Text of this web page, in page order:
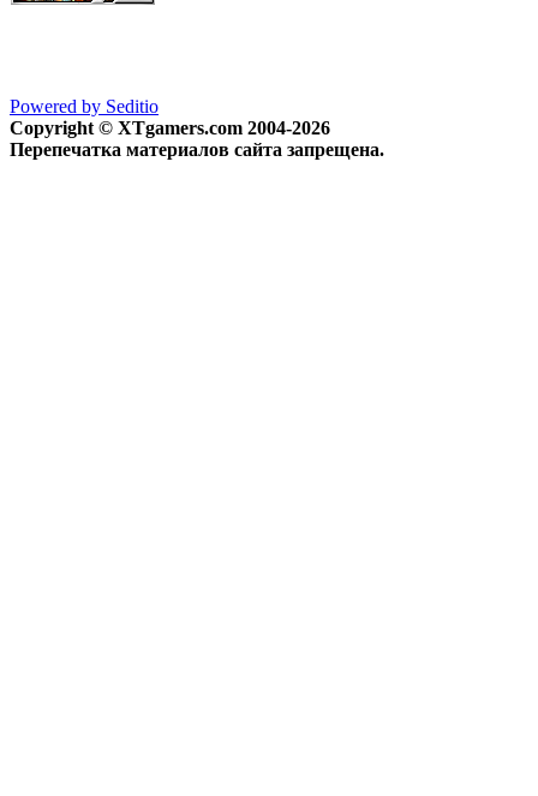
Powered by Seditio
Copyright © XTgamers.com 2004-2026
Перепечатка материалов сайта запрещена.